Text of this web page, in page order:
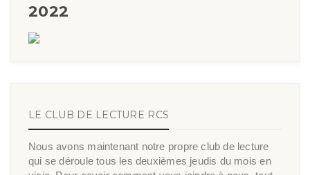
2022
LE CLUB DE LECTURE RCS
Nous avons maintenant notre propre club de lecture
qui se déroule tous les deuxièmes jeudis du mois en